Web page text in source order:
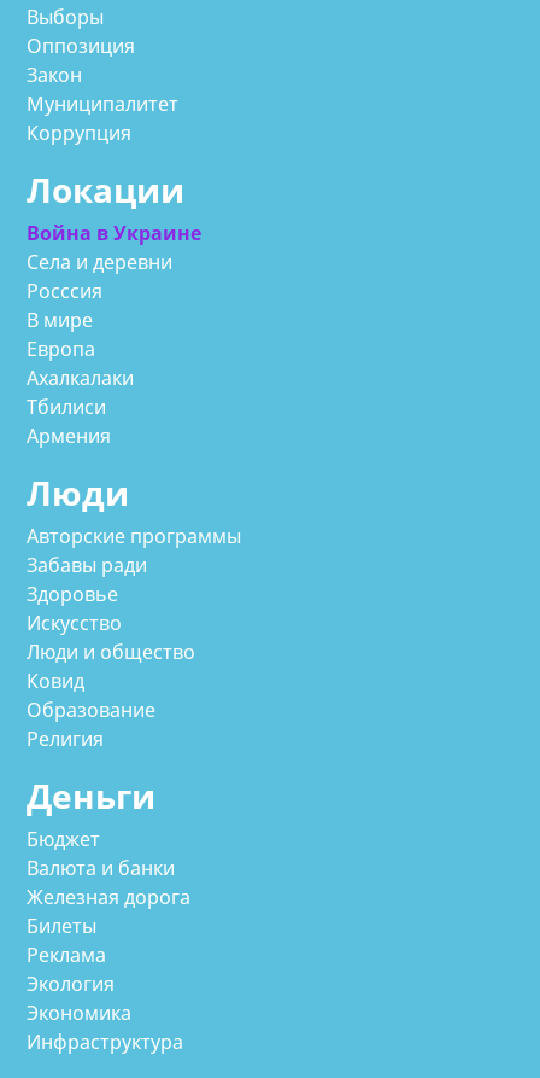
Выборы
Оппозиция
Закон
Муниципалитет
Коррупция
Локации
Война в Украине
Села и деревни
Росссия
В мире
Европа
Ахалкалаки
Тбилиси
Армения
Люди
Авторские программы
Забавы ради
Здоровье
Искусство
Люди и общество
Ковид
Образование
Религия
Деньги
Бюджет
Валюта и банки
Железная дорога
Билеты
Реклама
Экология
Экономика
Инфраструктура